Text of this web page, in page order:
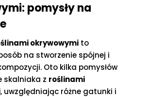
pomysły na
okrywowymi to
na stworzenie spójnej i
Oto kilka pomysłów
skalniaka z roślinami
, uwzględniając różne gatunki i